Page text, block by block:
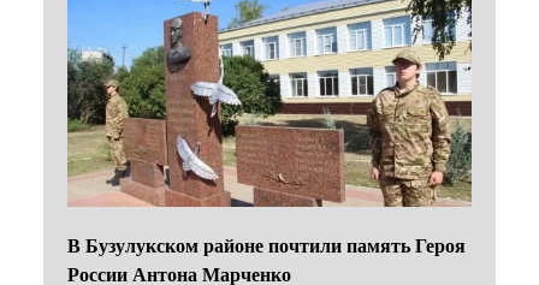
В Бузулукском районе почтили память Героя
России Антона Марченко